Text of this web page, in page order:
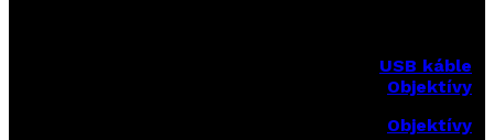
USB káble
Objektívy
Objektívy